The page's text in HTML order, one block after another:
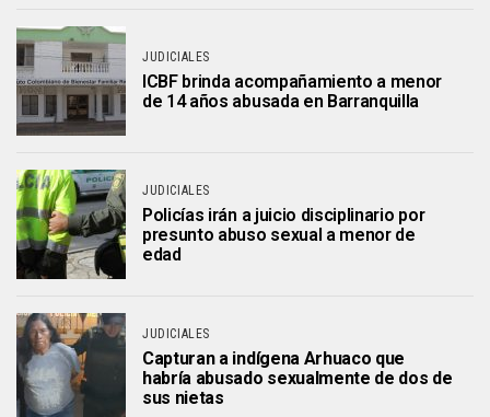
JUDICIALES
ICBF brinda acompañamiento a menor
de 14 años abusada en Barranquilla
JUDICIALES
Policías irán a juicio disciplinario por
presunto abuso sexual a menor de
edad
JUDICIALES
Capturan a indígena Arhuaco que
habría abusado sexualmente de dos de
sus nietas